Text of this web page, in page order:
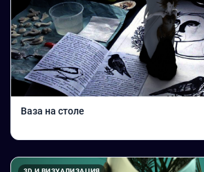
Ваза на столе